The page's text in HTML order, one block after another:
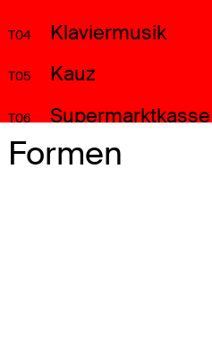
T04 Klaviermusik
T05 Kauz
T06 Supermarktkasse
T07 Motorrad
Formen